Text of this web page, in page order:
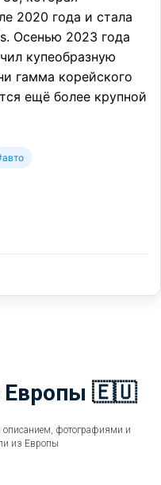
2020 года и стала
Осенью 2023 года
купеобразную
гамма корейского
ещё более крупной
Европы 🇪🇺
описанием, фотографиями и
из Европы